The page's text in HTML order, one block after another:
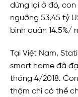
dừng lại ở đó,
ngưỡng 53,45 tỷ
bình quân 14.5%/
Tại Việt Nam,
smart home đã
tháng 4/2018.
thậm chí có thể